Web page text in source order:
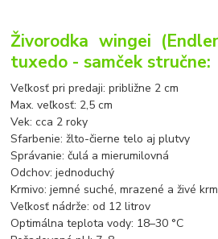
Živorodka wingei
tuxedo - samček stručne:
Veľkosť pri predaji: približne 2 cm
Max. veľkosť: 2,5 cm
Vek: cca 2 roky
Sfarbenie: žlto-čierne telo aj plutvy
Správanie: čulá a mierumilovná
Odchov: jednoduchý
Krmivo: jemné suché, mrazené a živé
Veľkosť nádrže: od 12 litrov
Optimálna teplota vody: 18–30 °C